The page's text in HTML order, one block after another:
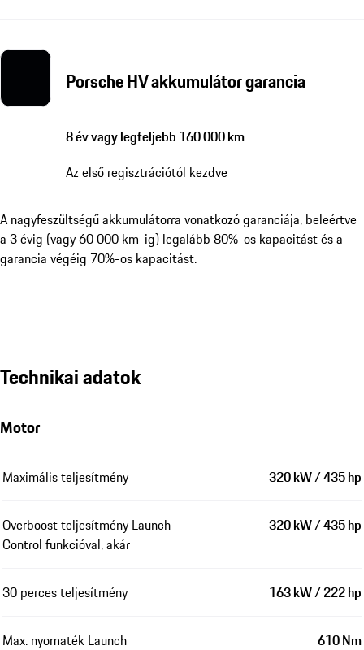
Porsche HV akkumulátor garancia
8 év vagy legfeljebb 160 000 km
Az első regisztrációtól kezdve
A nagyfeszültségű akkumulátorra vonatkozó garanciája, beleértve
a 3 évig (vagy 60 000 km-ig) legalább 80%-os kapacitást és a
garancia végéig 70%-os kapacitást.
Technikai adatok
Motor
Maximális teljesítmény 320 kW / 435 hp
Overboost teljesítmény Launch
Control funkcióval, akár
320 kW / 435 hp
30 perces teljesítmény 163 kW / 222 hp
Max. nyomaték Launch
610 Nm